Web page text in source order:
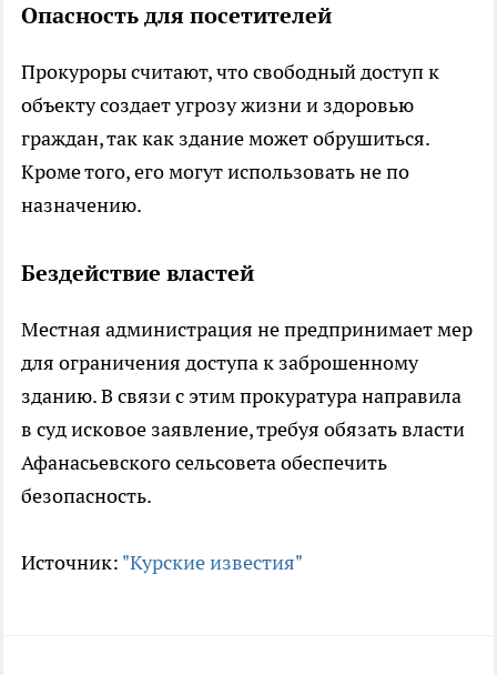
Опасность для посетителей
Прокуроры считают, что свободный доступ к
объекту создает угрозу жизни и здоровью
граждан, так как здание может обрушиться.
Кроме того, его могут использовать не по
назначению.
Бездействие властей
Местная администрация не предпринимает мер
для ограничения доступа к заброшенному
зданию. В связи с этим прокуратура направила
в суд исковое заявление, требуя обязать власти
Афанасьевского сельсовета обеспечить
безопасность.
Источник: "Курские известия"